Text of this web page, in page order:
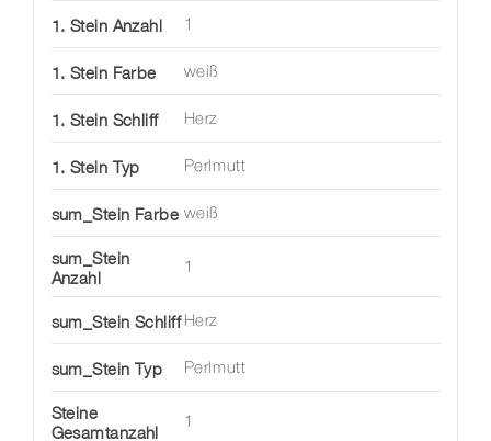
1. Stein Anzahl 1
1. Stein Farbe weiß
1. Stein Schliff Herz
1. Stein Typ Perlmutt
sum_Stein Farbe weiß
sum_Stein
Anzahl
1
sum_Stein Schliff Herz
sum_Stein Typ Perlmutt
Steine
Gesamtanzahl
1